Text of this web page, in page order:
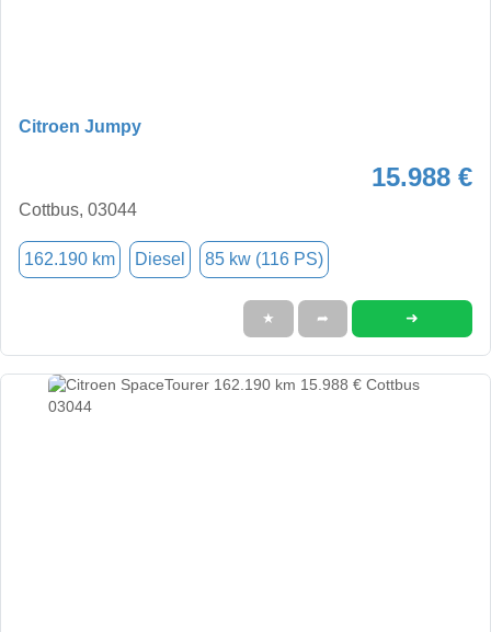
Citroen Jumpy
15.988 €
Cottbus, 03044
162.190 km Diesel 85 kw (116 PS)
★ ➦ ➜